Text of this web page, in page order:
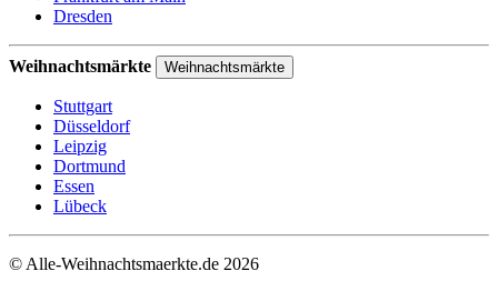
Dresden
Weihnachtsmärkte Weihnachtsmärkte
Stuttgart
Düsseldorf
Leipzig
Dortmund
Essen
Lübeck
© Alle-Weihnachtsmaerkte.de 2026